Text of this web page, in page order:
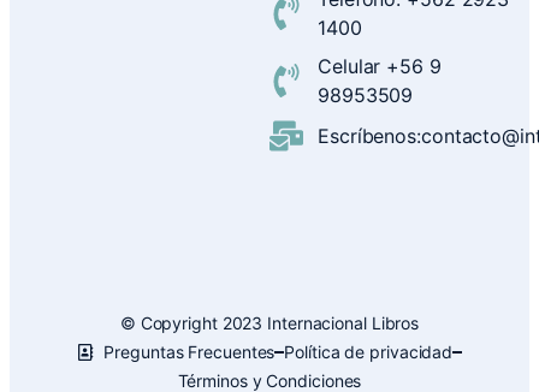
1400
Celular +56 9
98953509
© Copyright 2023 Internacional Libros
Preguntas Frecuentes Política de privacidad
Términos y Condiciones